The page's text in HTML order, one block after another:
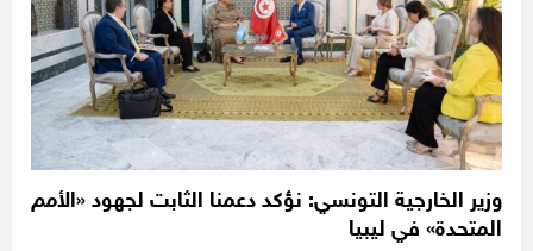
وزير الخارجية التونسي: نؤكد دعمنا الثابت لجهود «الأمم
المتحدة» في ليبيا